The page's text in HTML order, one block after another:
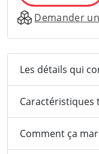
Demander
Les détails qui
Caractéristiques
Comment ça